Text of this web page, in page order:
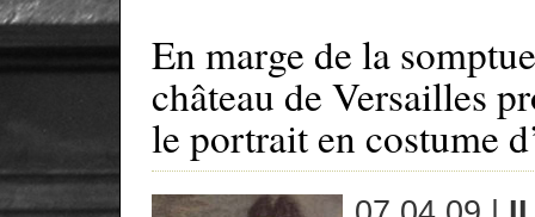
En marge de la
château de Versailles
le portrait en costume